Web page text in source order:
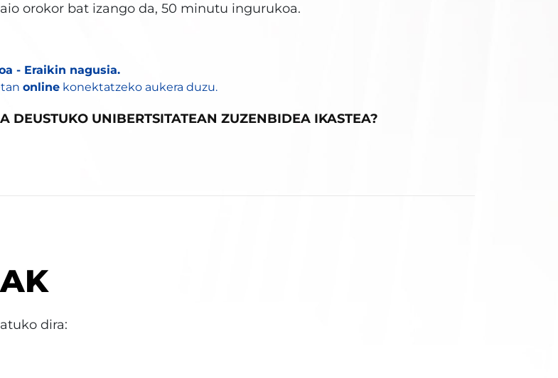
orokor bat izango da, 50 minutu ingurukoa.
- Eraikin nagusia.
onlinekonektatzeko aukera duzu.
DEUSTUKO UNIBERTSITATEAN ZUZENBIDEA IKASTEA?
dira: